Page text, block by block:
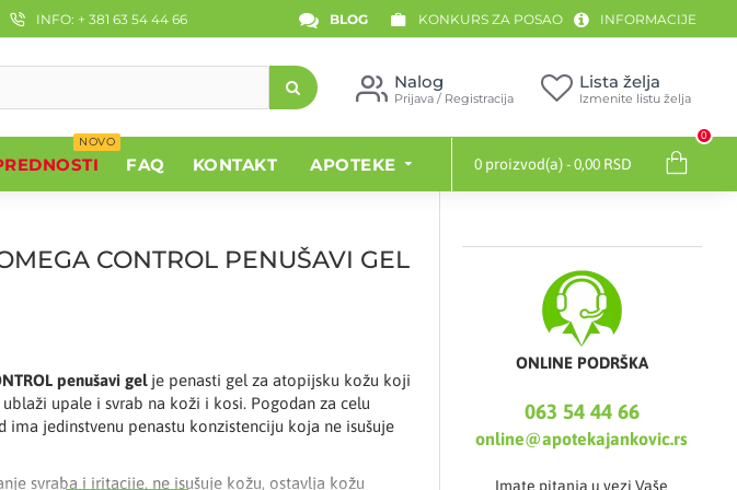
INFO: + 381 63 54 44 66 BLOG KONKURS ZA POSAO INFORMACIJE
Nalog
Prijava / Registracija
Lista želja
Izmenite listu želja
NOVO
FAQ KONTAKT APOTEKE 0 proizvod(a) - 0,00 RSD
0
CONTROL PENUŠAVI GEL
penušavi gel je penasti gel za atopijsku kožu koji
upale i svrab na koži i kosi. Pogodan za celu
ima jedinstvenu penastu konzistenciju koja ne isušuje
svraba i iritacije, ne isušuje kožu, ostavlja kožu
ONLINE PODRŠKA
063 54 44 66
online@apotekajankovic.rs
Imate pitanja u vezi Vaše